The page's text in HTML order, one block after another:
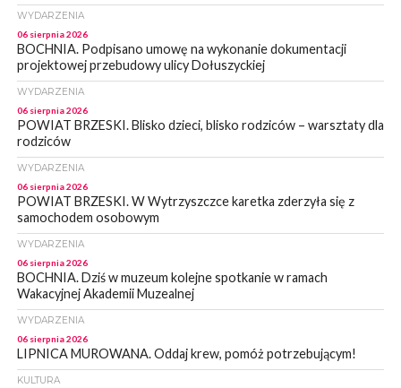
WYDARZENIA
06 sierpnia 2026
BOCHNIA. Podpisano umowę na wykonanie dokumentacji
projektowej przebudowy ulicy Dołuszyckiej
WYDARZENIA
06 sierpnia 2026
POWIAT BRZESKI. Blisko dzieci, blisko rodziców – warsztaty dla
rodziców
WYDARZENIA
06 sierpnia 2026
POWIAT BRZESKI. W Wytrzyszczce karetka zderzyła się z
samochodem osobowym
WYDARZENIA
06 sierpnia 2026
BOCHNIA. Dziś w muzeum kolejne spotkanie w ramach
Wakacyjnej Akademii Muzealnej
WYDARZENIA
06 sierpnia 2026
LIPNICA MUROWANA. Oddaj krew, pomóż potrzebującym!
KULTURA